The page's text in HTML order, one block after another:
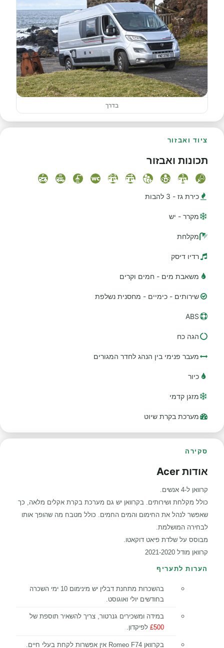
בדרך
ציוד ואבזור
תכונות ואבזור
כירת גז - 3 להבות
מקרר - יש
מקלחת
רדיו דיסק
משאבת מים - חמים וקרים
שירותים - כימיים - מחסנית נשלפת
ABS
הגה כח
מעבר פנימי בין הנהג לחדר המגורים
כיור
מזגן קדמי
מערכת בקרת שיוט
סקירה
אודות Acer
קרוואן ל-4 אנשים.
כולל מקלחת ושירותים. בקרוואן יש גם מערכת בקרת אקלים מלאה, כך
שאפשר לנהל את החימום והמים החמים. כולל מטבח מה שהופך אותו
לבחירה המושלמת.
מבוסס על שלדת פיאט דוקאטו.
קרוואן מודל 2021-2020
הערות לתעריף
בהשכרות מתחנת דבלין יש מינימום 10 ימי השכרה
בחודשים יולי ואוגוסט.
במידה ומשכירים גנרטור, צריך להשאיר תוספת של
£500 לפיקדון.
בקרוואן Romeo F74 אין אפשרות לקחת בעלי חיים.